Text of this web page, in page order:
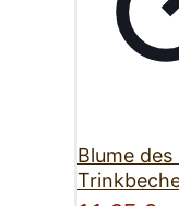
Blume des